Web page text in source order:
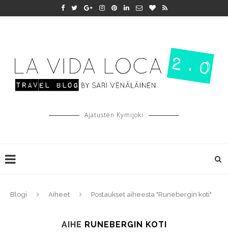
Ajatusten Kymijoki
Blogi Aiheet Postaukset aiheesta "Runebergin koti"
AIHE RUNEBERGIN KOTI